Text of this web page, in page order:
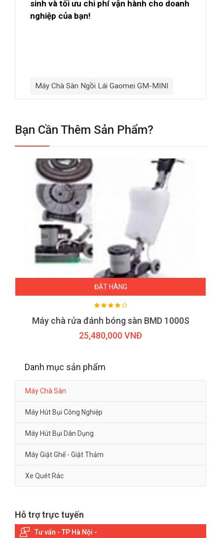
sinh và tối ưu chi phí vận hành cho doanh
nghiệp của bạn!
Máy Chà Sàn Ngồi Lái Gaomei GM-MINI
Bạn Cần Thêm Sản Phẩm?
ĐẶT HÀNG
Máy chà rửa đánh bóng sàn BMD 1000S
25,480,000 VNĐ
Danh mục sản phẩm
Máy Chà Sàn
Máy Hút Bụi Công Nghiệp
Máy Hút Bụi Dân Dụng
Máy Giặt Ghế - Giặt Thảm
Xe Quét Rác
Hỗ trợ trực tuyến
Tư vấn - TP Hà Nội -